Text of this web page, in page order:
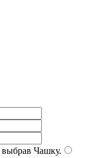
Чашку.